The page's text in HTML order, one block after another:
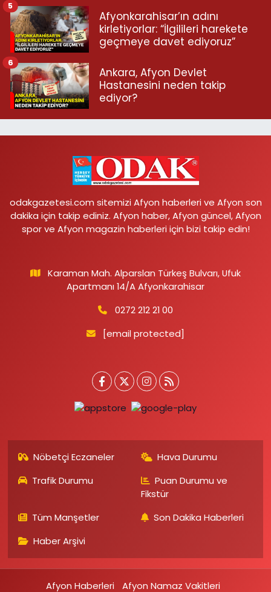
Afyonkarahisar’ın adını
kirletiyorlar: “İlgilileri harekete
geçmeye davet ediyoruz”
5
Ankara, Afyon Devlet
Hastanesini neden takip
ediyor?
6
odakgazetesi.com sitemizi Afyon haberleri ve Afyon son
dakika için takip ediniz. Afyon haber, Afyon güncel, Afyon
spor ve Afyon magazin haberleri için bizi takip edin!
Karaman Mah. Alparslan Türkeş Bulvarı, Ufuk
Apartmanı 14/A Afyonkarahisar
0272 212 21 00
[email protected]
Nöbetçi Eczaneler
Hava Durumu
Trafik Durumu
Puan Durumu ve
Fikstür
Tüm Manşetler
Son Dakika Haberleri
Haber Arşivi
Afyon Haberleri Afyon Namaz Vakitleri